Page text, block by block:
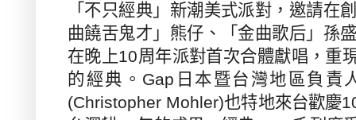
「不只經典」新潮美式派對，邀請在
曲饒舌鬼才」熊仔、「金曲歌后」孫
在晚上10周年派對首次合體獻唱，重
的經典。 Gap 日本暨台灣地區負責
(Christopher Mohler)也特地來台歡慶